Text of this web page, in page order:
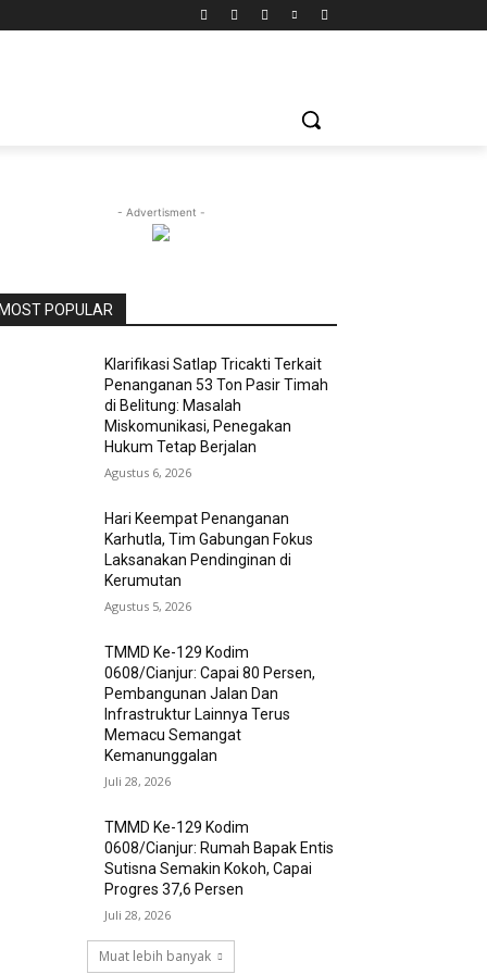
- Advertisment -
MOST POPULAR
Klarifikasi Satlap Tricakti Terkait
Penanganan 53 Ton Pasir Timah
di Belitung: Masalah
Miskomunikasi, Penegakan
Hukum Tetap Berjalan
Agustus 6, 2026
Hari Keempat Penanganan
Karhutla, Tim Gabungan Fokus
Laksanakan Pendinginan di
Kerumutan
Agustus 5, 2026
TMMD Ke-129 Kodim
0608/Cianjur: Capai 80 Persen,
Pembangunan Jalan Dan
Infrastruktur Lainnya Terus
Memacu Semangat
Kemanunggalan
Juli 28, 2026
TMMD Ke-129 Kodim
0608/Cianjur: Rumah Bapak Entis
Sutisna Semakin Kokoh, Capai
Progres 37,6 Persen
Juli 28, 2026
Muat lebih banyak